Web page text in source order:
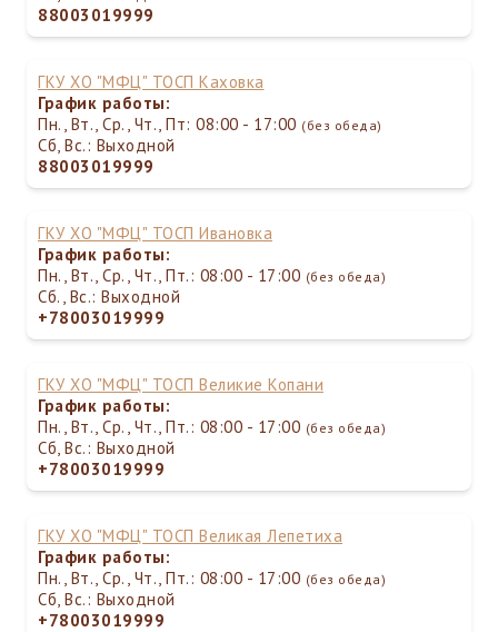
88003019999
ГКУ ХО "МФЦ" ТОСП Каховка
График работы:
Пн., Вт., Ср., Чт., Пт: 08:00 - 17:00 (без обеда)
Сб, Вс.: Выходной
88003019999
ГКУ ХО "МФЦ" ТОСП Ивановка
График работы:
Пн., Вт., Ср., Чт., Пт.: 08:00 - 17:00 (без обеда)
Сб., Вс.: Выходной
+78003019999
ГКУ ХО "МФЦ" ТОСП Великие Копани
График работы:
Пн., Вт., Ср., Чт., Пт.: 08:00 - 17:00 (без обеда)
Сб, Вс.: Выходной
+78003019999
ГКУ ХО "МФЦ" ТОСП Великая Лепетиха
График работы:
Пн., Вт., Ср., Чт., Пт.: 08:00 - 17:00 (без обеда)
Сб, Вс.: Выходной
+78003019999